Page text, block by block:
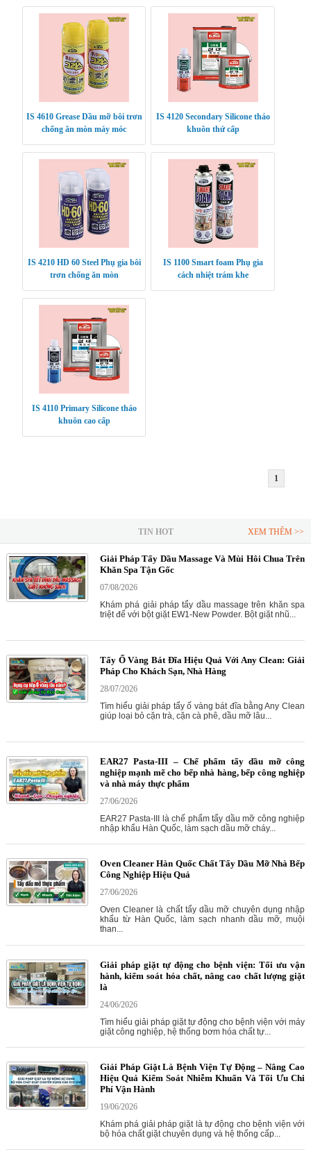
IS 4610 Grease Dầu mỡ bôi trơn
chống ăn mòn máy móc
IS 4120 Secondary Silicone tháo
khuôn thứ cấp
IS 4210 HD 60 Steel Phụ gia bôi
trơn chống ăn mòn
IS 1100 Smart foam Phụ gia
cách nhiệt trám khe
IS 4110 Primary Silicone tháo
khuôn cao cấp
1
TIN HOT XEM THÊM >>
Giải Pháp Tẩy Dầu Massage Và Mùi Hôi Chua Trên
Khăn Spa Tận Gốc
07/08/2026
Khám phá giải pháp tẩy dầu massage trên khăn spa
triệt để với bột giặt EW1-New Powder. Bột giặt nhũ...
Tẩy Ố Vàng Bát Đĩa Hiệu Quả Với Any Clean: Giải
Pháp Cho Khách Sạn, Nhà Hàng
28/07/2026
Tìm hiểu giải pháp tẩy ố vàng bát đĩa bằng Any Clean
giúp loại bỏ cặn trà, cặn cà phê, dầu mỡ lâu...
EAR27 Pasta-III – Chế phẩm tẩy dầu mỡ công
nghiệp mạnh mẽ cho bếp nhà hàng, bếp công nghiệp
và nhà máy thực phẩm
27/06/2026
EAR27 Pasta-III là chế phẩm tẩy dầu mỡ công nghiệp
nhập khẩu Hàn Quốc, làm sạch dầu mỡ cháy...
Oven Cleaner Hàn Quốc Chất Tẩy Dầu Mỡ Nhà Bếp
Công Nghiệp Hiệu Quả
27/06/2026
Oven Cleaner là chất tẩy dầu mỡ chuyên dụng nhập
khẩu từ Hàn Quốc, làm sạch nhanh dầu mỡ, muội
than...
Giải pháp giặt tự động cho bệnh viện: Tối ưu vận
hành, kiểm soát hóa chất, nâng cao chất lượng giặt
là
24/06/2026
Tìm hiểu giải pháp giặt tự động cho bệnh viện với máy
giặt công nghiệp, hệ thống bơm hóa chất tự...
Giải Pháp Giặt Là Bệnh Viện Tự Động – Nâng Cao
Hiệu Quả Kiểm Soát Nhiễm Khuẩn Và Tối Ưu Chi
Phí Vận Hành
19/06/2026
Khám phá giải pháp giặt là tự động cho bệnh viện với
bộ hóa chất giặt chuyên dụng và hệ thống cấp...